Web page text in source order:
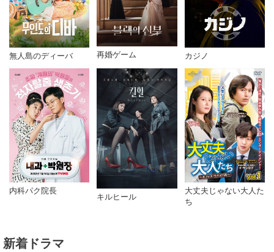
無人島のディーバ 再婚ゲーム カジノ
内科パク院長
キルヒール
大丈夫じゃない大人た
ち
新着ドラマ